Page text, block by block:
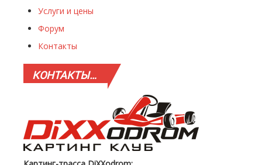
Услуги и цены
Форум
Контакты
КОНТАКТЫ…